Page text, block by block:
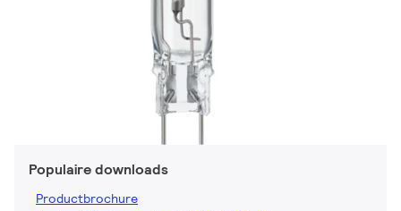
Populaire downloads
Productbrochure